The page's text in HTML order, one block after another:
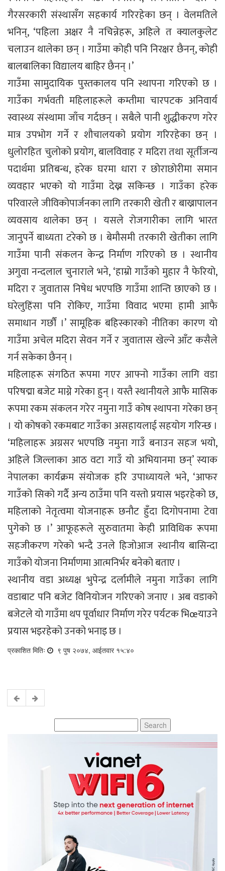
गैरसरकारी संस्थासँग सहकार्य गरिरहेका छन् । वेलमतिले
भनिन्, ‘पहिला अक्षर नै नचिन्नेहरू, अहिले त क्यालकुलेट
चलाउन थालेका छन् । गाउँमा कोही पनि निरक्षर छैनन्, कोही
बालबालिका विद्यालय बाहिर छैनन् ।’
गाउँमा सामुदायिक पुस्तकालय पनि स्थापना गरिएको छ ।
गाउँका गर्भवती महिलाहरूले कम्तीमा चारपटक अनिवार्य
स्वास्थ्य संस्थामा जाँच गर्दछन् । सबैले पानी शुद्धीकरण गरेर
मात्र उपभोग गर्ने र शौचालयको प्रयोग गरिरहेका छन् ।
धुलोरहित चुलोको प्रयोग, बालविवाह र मदिरा तथा सूर्तीजन्य
पदार्थमा प्रतिबन्ध, हरेक घरमा धारा र छोराछोरीमा समान
व्यवहार भएको यो गाउँमा देख्न सकिन्छ । गाउँका हरेक
परिवारले जीविकोपार्जनका लागि तरकारी खेती र बाख्रापालन
व्यवसाय थालेका छन् । यसले रोजगारीका लागि भारत
जानुपर्ने बाध्यता टरेको छ । बेमौसमी तरकारी खेतीका लागि
गाउँमा पानी संकलन केन्द्र निर्माण गरिएको छ । स्थानीय
अगुवा नन्दलाल चुनाराले भने, ‘हाम्रो गाउँको मुहार नै फेरियो,
मदिरा र जुवातास निषेध भएपछि गाउँमा शान्ति छाएको छ ।
घरेलुहिंसा पनि रोकिए, गाउँमा विवाद भएमा हामी आफै
समाधान गर्छौं ।’ सामूहिक बहिस्कारको नीतिका कारण यो
गाउँमा अचेल मदिरा सेवन गर्ने र जुवातास खेल्ने आँट कसैले
गर्न सकेका छैनन् ।
महिलाहरू संगठित रूपमा गएर आफ्नो गाउँका लागि वडा
परिषद्मा बजेट माग्ने गरेका हुन् । यस्तै स्थानीयले आफै मासिक
रूपमा रकम संकलन गरेर नमुना गाउँ कोष स्थापना गरेका छन्
। यो कोषको रकमबाट गाउँका असहायलाई सहयोग गरिन्छ ।
‘महिलाहरू अग्रसर भएपछि नमुना गाउँ बनाउन सहज भयो,
अहिले जिल्लाका आठ वटा गाउँ यो अभियानमा छन्’ स्याक
नेपालका कार्यक्रम संयोजक हरि उपाध्यायले भने, ‘आफर
गाउँको सिको गर्दै अन्य ठाउँमा पनि यस्तो प्रयास भइरहेको छ,
महिलाको नेतृत्वमा योजनाहरू छनौट हुँदा दिगोपनामा टेवा
पुगेको छ ।’ आफूहरूले सुरुवातमा केही प्राविधिक रूपमा
सहजीकरण गरेको भन्दै उनले हिजोआज स्थानीय बासिन्दा
गाउँको योजना निर्माणमा आत्मनिर्भर बनेको बताए ।
स्थानीय वडा अध्यक्ष भुपेन्द्र दर्लामीले नमुना गाउँका लागि
वडाबाट पनि बजेट विनियोजन गरिएको जनाए । अब वडाको
बजेटले यो गाउँमा थप पूर्वाधार निर्माण गरेर पर्यटक भिœयाउने
प्रयास भइरहेको उनको भनाइ छ ।
प्रकाशित मितिः ९ पुष २०७४, आईतवार १५:४०
for: